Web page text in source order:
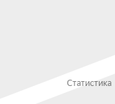
Статистика